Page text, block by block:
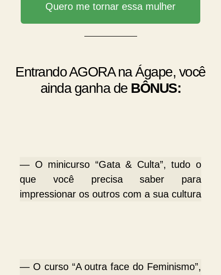
Quero me tornar essa mulher
Entrando AGORA na Ágape, você
ainda ganha de BÔNUS:
— O minicurso “Gata & Culta”, tudo o
que você precisa saber para
impressionar os outros com a sua cultura
— O curso “A outra face do Feminismo”,